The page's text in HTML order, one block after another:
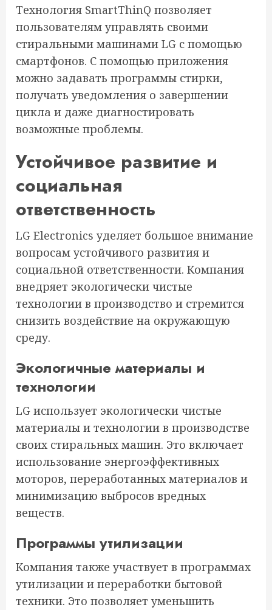
Технология SmartThinQ позволяет
пользователям управлять своими
стиральными машинами LG с помощью
смартфонов. С помощью приложения
можно задавать программы стирки,
получать уведомления о завершении
цикла и даже диагностировать
возможные проблемы.
Устойчивое развитие и
социальная
ответственность
LG Electronics уделяет большое внимание
вопросам устойчивого развития и
социальной ответственности. Компания
внедряет экологически чистые
технологии в производство и стремится
снизить воздействие на окружающую
среду.
Экологичные материалы и
технологии
LG использует экологически чистые
материалы и технологии в производстве
своих стиральных машин. Это включает
использование энергоэффективных
моторов, переработанных материалов и
минимизацию выбросов вредных
веществ.
Программы утилизации
Компания также участвует в программах
утилизации и переработки бытовой
техники. Это позволяет уменьшить